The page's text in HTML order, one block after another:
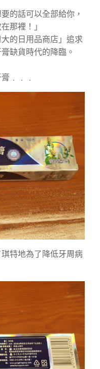
的話可以全部給你，
那裡！」
的日用品商店」追求
缺貨時代的降臨。
﹒﹒﹒
特地為了降低牙周病